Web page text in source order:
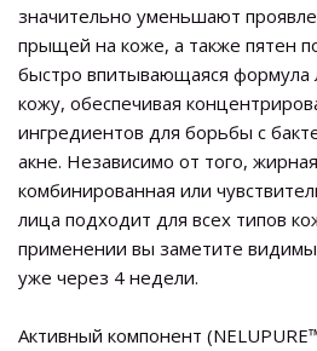
значительно уменьшают
прыщей на коже, а также пятен
быстро впитывающаяся формула
кожу, обеспечивая
ингредиентов для борьбы с
акне. Независимо от того,
комбинированная или
лица подходит для всех типов
применении вы заметите
уже через 4 недели.
Активный компонент (